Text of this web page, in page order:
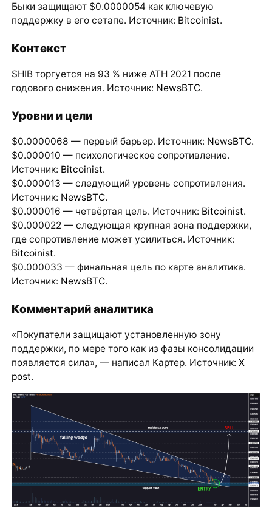
Быки защищают $0.0000054 как ключевую
поддержку в его сетапе. Источник: Bitcoinist.
Контекст
SHIB торгуется на 93 % ниже ATH 2021 после
годового снижения. Источник: NewsBTC.
Уровни и цели
$0.0000068 — первый барьер. Источник: NewsBTC.
$0.000010 — психологическое сопротивление.
Источник: Bitcoinist.
$0.000013 — следующий уровень сопротивления.
Источник: NewsBTC.
$0.000016 — четвёртая цель. Источник: Bitcoinist.
$0.000022 — следующая крупная зона поддержки,
где сопротивление может усилиться. Источник:
Bitcoinist.
$0.000033 — финальная цель по карте аналитика.
Источник: NewsBTC.
Комментарий аналитика
«Покупатели защищают установленную зону
поддержки, по мере того как из фазы консолидации
появляется сила», — написал Картер. Источник: X
post.